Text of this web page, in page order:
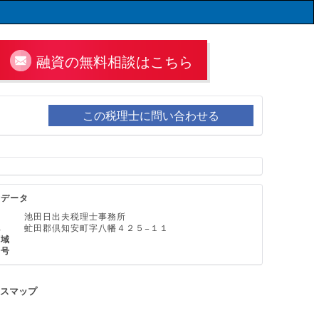
融資の無料相談はこちら
この税理士に問い合わせる
ータ
池田日出夫税理士事務所
虻田郡倶知安町字八幡４２５−１１
マップ